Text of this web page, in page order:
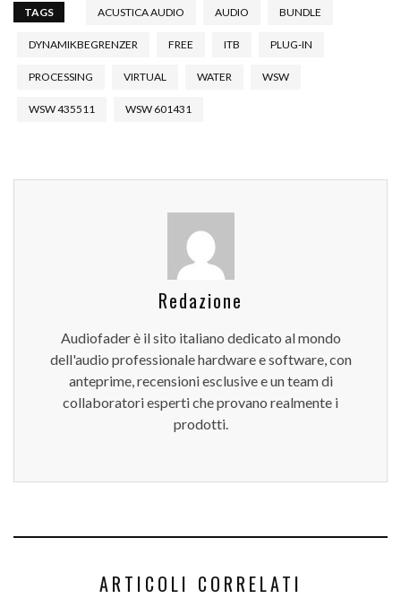
TAGS ACUSTICA AUDIO AUDIO BUNDLE
DYNAMIKBEGRENZER FREE ITB PLUG-IN
PROCESSING VIRTUAL WATER WSW
WSW 435511 WSW 601431
Redazione
Audiofader è il sito italiano dedicato al mondo
dell'audio professionale hardware e software, con
anteprime, recensioni esclusive e un team di
collaboratori esperti che provano realmente i
prodotti.
ARTICOLI CORRELATI